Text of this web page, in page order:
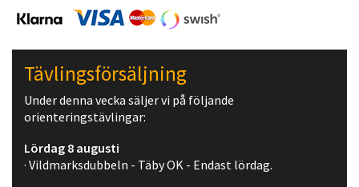
Tävlingsförsäljning
Under denna vecka säljer vi på följande
orienteringstävlingar:
Lördag 8 augusti
· Vildmarksdubbeln - Täby OK - Endast lördag.